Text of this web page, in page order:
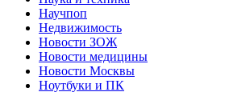
Научпоп
Недвижимость
Новости ЗОЖ
Новости медицины
Новости Москвы
Ноутбуки и ПК